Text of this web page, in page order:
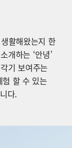
활해왔는지 한
개하는 ‘안녕’
기 보여주는
험 할 수 있는
다.